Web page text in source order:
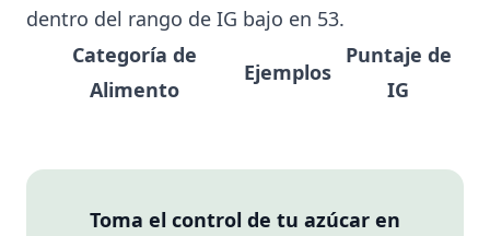
dentro del rango de IG bajo en 53.
Categoría de
Alimento
Ejemplos
Puntaje de
IG
Toma el control de tu azúcar en